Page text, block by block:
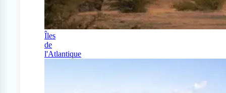
Îles
de
l'Atlantique